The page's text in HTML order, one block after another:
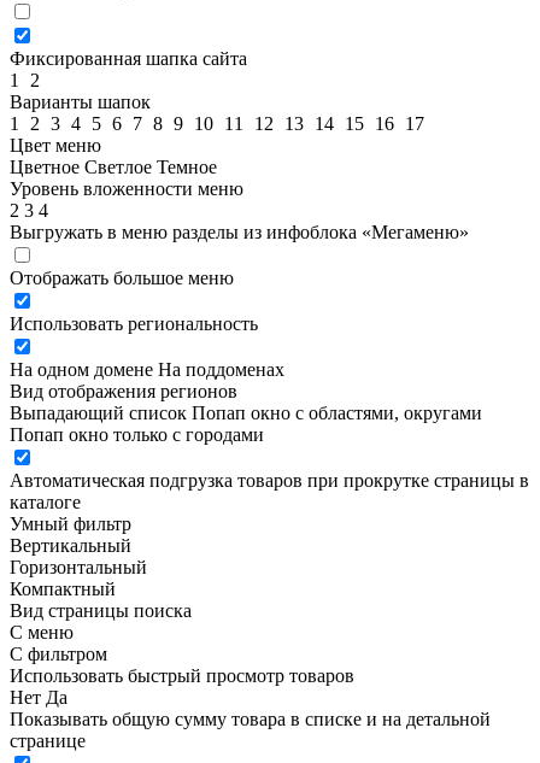
Фиксированная шапка сайта
1
2
Варианты шапок
1
2 3 4 5 6 7 8 9 10 11 12 13 14 15 16 17
Цвет меню
Цветное Светлое Темное
Уровень вложенности меню
2 3 4
Выгружать в меню разделы из инфоблока «Мегаменю»
Отображать большое меню
Использовать региональность
На одном домене На поддоменах
Вид отображения регионов
Выпадающий список Попап окно c областями, округами
Попап окно только с городами
Автоматическая подгрузка товаров при прокрутке страницы в
каталоге
Умный фильтр
Вертикальный
Горизонтальный
Компактный
Вид страницы поиска
С меню
С фильтром
Использовать быстрый просмотр товаров
Нет Да
Показывать общую сумму товара в списке и на детальной
странице